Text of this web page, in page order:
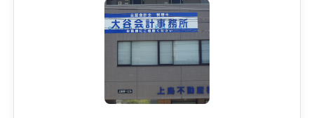
応が難しい非営利型の一般社団や任意団体の税
務・会計にも対応させて頂きますので、同業者団
体や協会ビジネスなどの設立から運営、税務まで
安心してお任せください。